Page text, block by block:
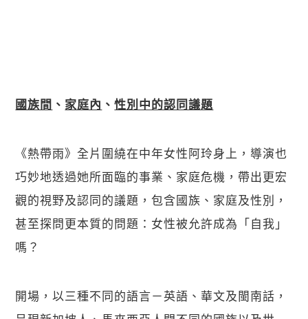
國族間 、 家庭內 、性別中的認同議題
《熱帶雨》全片圍繞在中年女性阿玲身上，導演也
巧妙地透過她所面臨的事業、家庭危機，帶出更宏
觀的視野及認同的議題，包含國族、家庭及性別，
甚至探問更本質的問題：女性被允許成為「自我」
嗎？
開場，以三種不同的語言－英語、華文及閩南話，